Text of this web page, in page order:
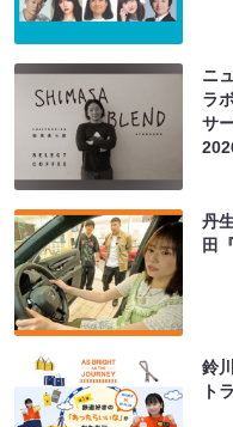
ニ
ラ
サ
丹
田
鈴
ト